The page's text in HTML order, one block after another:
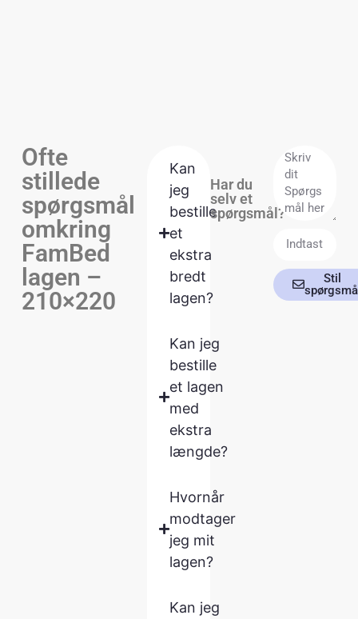
Ofte
stillede
spørgsmål
omkring
FamBed
lagen –
210×220
Kan
jeg
bestille
et
ekstra
bredt
lagen?
Kan jeg
bestille
et lagen
med
ekstra
længde?
Hvornår
modtager
jeg mit
lagen?
Kan jeg
Har du
selv et
spørgsmål?
Stil